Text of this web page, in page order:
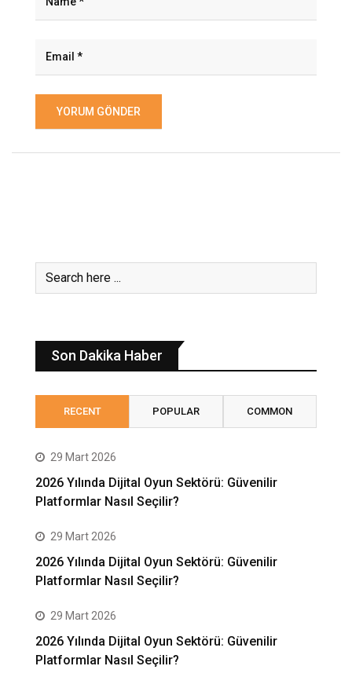
Son Dakika Haber
RECENT POPULAR COMMON
29 Mart 2026
2026 Yılında Dijital Oyun Sektörü: Güvenilir
Platformlar Nasıl Seçilir?
29 Mart 2026
2026 Yılında Dijital Oyun Sektörü: Güvenilir
Platformlar Nasıl Seçilir?
29 Mart 2026
2026 Yılında Dijital Oyun Sektörü: Güvenilir
Platformlar Nasıl Seçilir?